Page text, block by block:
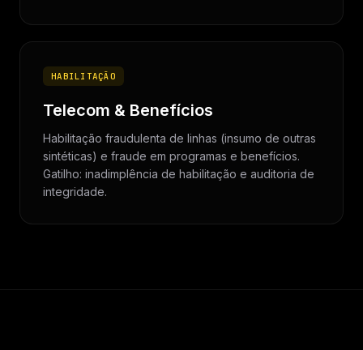
HABILITAÇÃO
Telecom & Benefícios
Habilitação fraudulenta de linhas (insumo de outras
sintéticas) e fraude em programas e benefícios.
Gatilho: inadimplência de habilitação e auditoria de
integridade.